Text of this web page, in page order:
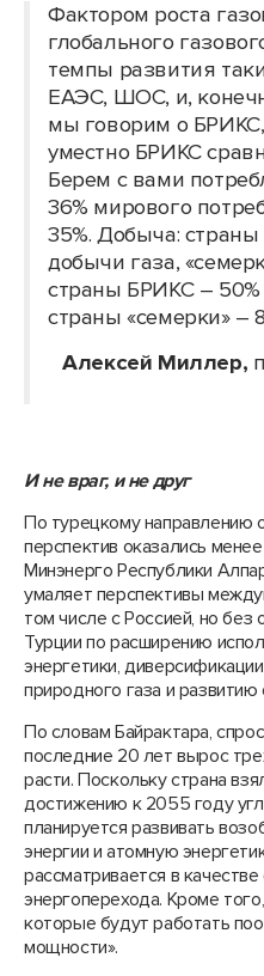
Фактором роста
глобального
темпы развития
ЕАЭС, ШОС, и,
мы говорим о
уместно БРИКС
Берем с вами
36% мирового
35%. Добыча:
добычи газа,
страны БРИКС –
страны «семерки» –
Алексей Миллер,
И не враг, и не друг
По турецкому направлению
перспектив оказались
Минэнерго Республики
умаляет перспективы
том числе с Россией, но без
Турции по расширению
энергетики,
природного газа и развитию
По словам Байрактара,
последние 20 лет вырос
расти. Поскольку страна
достижению к 2055 году
планируется развивать
энергии и атомную
рассматривается в
энергоперехода. Кроме
которые будут работать
мощности».